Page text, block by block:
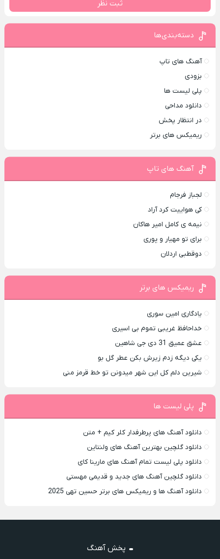
ثبت نظر
دسته‌بندی‌ها
آهنگ های تاپ
بزودی
پلی لیست ها
دانلود مداحی
در انتظار پخش
ریمیکس های برتر
آهنگ های تاپ
لجباز فرجام
کی هواییت کرد آراد
نیمه ی کامل امیر هاکان
برای تو مهیار و پوری
دوقطبی اردلان
ریمیکس های برتر
یادگاری امین سوری
خداحافظ غریبی تموم بی اسیری
عشق عمیق 31 دی جی شاهین
یکی دیگه زدم زیرش بکن عطر گل بو
شیرین دلم کل این شهر میدونن تو خط قرمز منی
پلی لیست ها
دانلود آهنگ های پرطرفدار کلر کیم + متن
دانلود گلچین بهترین آهنگ های ولنتاین
دانلود پلی لیست تمام آهنگ های مارینا کای
دانلود گلچین آهنگ های جدید و قدیمی مهستی
دانلود آهنگ ها و ریمیکس های برتر حسین تهی 2025
پخش آهنگ